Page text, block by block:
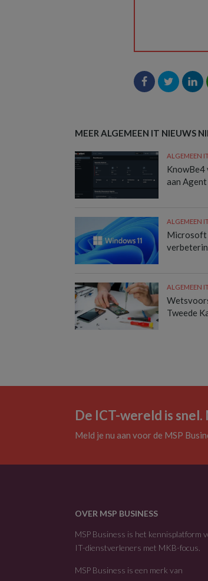
MEER ALGEMEEN IT NIEUWS
ALGEMEEN
KnowBe4
aan
ALGEMEEN
Microsoft
ALGEMEEN
Tweede
De ICT-wereld is snel.
Meld je nu aan voor de MSP
OVER MSP BUSINESS
MSP Business is het kennisplatform
IT-dienstverleners met MKB-focus.
MSP Business is een merk van